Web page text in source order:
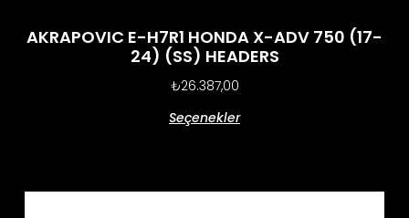
AKRAPOVIC E-H7R1 HONDA X-ADV 750 (17-
24) (SS) HEADERS
₺26.387,00
Seçenekler